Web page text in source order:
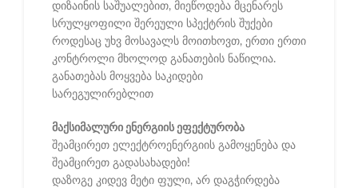
დიზაინის საშუალებით, მიეწოდება მცენარეს
სრულყოფილი შერეული სპექტრის შუქები
როდესაც უხვ მოსავალს მოითხოვთ, ერთი ერთი
კონტროლი მხოლოდ განათების ნაწილია.
განათებას მოყვება საკიდები
სარეგულირებლით
მაქსიმალური ენერგიის ეფექტურობა
შეამცირეთ ელექტროენერგიის გამოყენება და
შეამცირეთ გადასახადები!
დაზოგე კიდევ მეტი ფული, არ დაგჭირდება